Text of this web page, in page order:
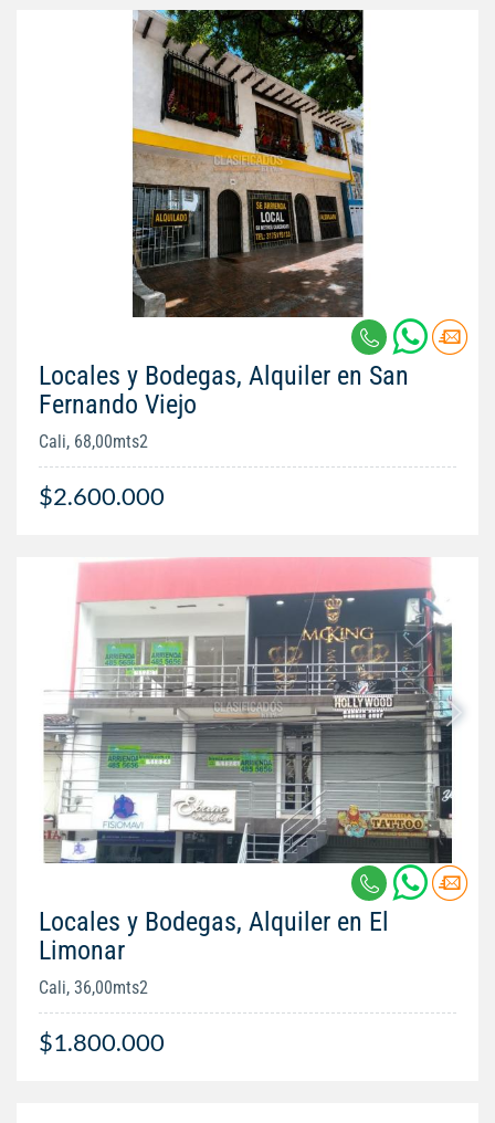
Locales y Bodegas, Alquiler en San
Fernando Viejo
Cali, 68,00mts2
$2.600.000
Locales y Bodegas, Alquiler en El
Limonar
Cali, 36,00mts2
$1.800.000